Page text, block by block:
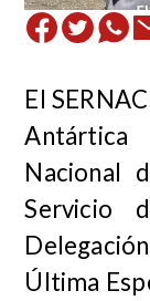
El
Antártica
Nacional
Servicio
Última